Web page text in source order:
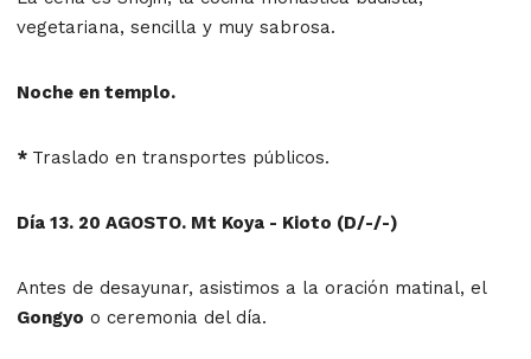
vegetariana, sencilla y muy sabrosa.
Noche en templo.
* Traslado en transportes públicos.
Día 13. 20 AGOSTO. Mt Koya - Kioto (D/-/-)
Antes de desayunar, asistimos a la oración matinal, el
Gongyo o ceremonia del día.